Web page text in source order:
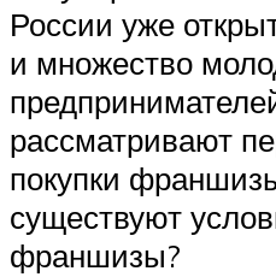
России уже
и множество
рассматривают
покупки
существуют
франшизы?